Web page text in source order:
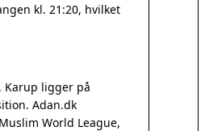
kl. 21:20, hvilket
Karup ligger på
Adan.dk
World League,